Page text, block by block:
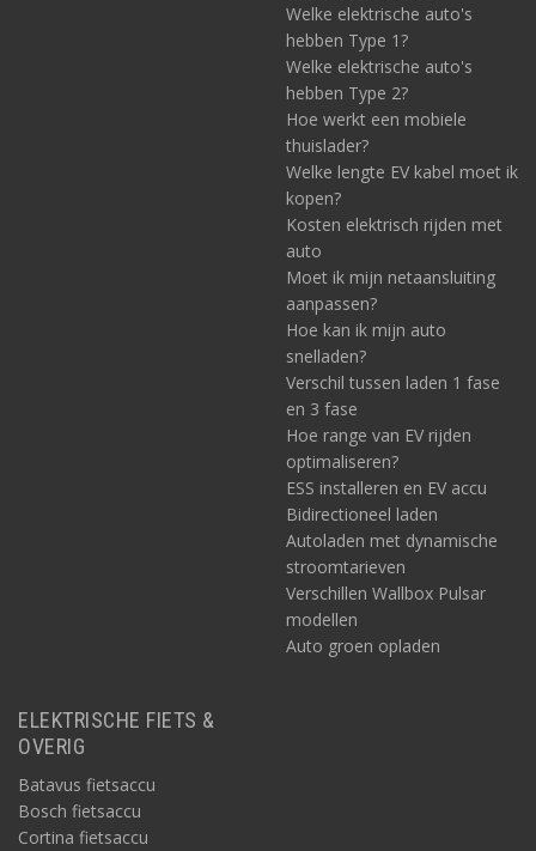
Welke elektrische auto's
hebben Type 1?
Welke elektrische auto's
hebben Type 2?
Hoe werkt een mobiele
thuislader?
Welke lengte EV kabel moet ik
kopen?
Kosten elektrisch rijden met
auto
Moet ik mijn netaansluiting
aanpassen?
Hoe kan ik mijn auto
snelladen?
Verschil tussen laden 1 fase
en 3 fase
Hoe range van EV rijden
optimaliseren?
ESS installeren en EV accu
Bidirectioneel laden
Autoladen met dynamische
stroomtarieven
Verschillen Wallbox Pulsar
modellen
Auto groen opladen
ELEKTRISCHE FIETS &
OVERIG
Batavus fietsaccu
Bosch fietsaccu
Cortina fietsaccu